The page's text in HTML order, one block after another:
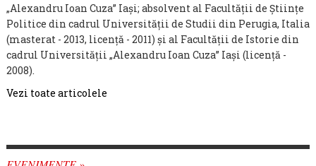
„Alexandru Ioan Cuza” Iaşi; absolvent al Facultăţii de Ştiinţe
Politice din cadrul Universităţii de Studii din Perugia, Italia
(masterat - 2013, licenţă - 2011) şi al Facultăţii de Istorie din
cadrul Universităţii „Alexandru Ioan Cuza” Iaşi (licenţă -
2008).
Vezi toate articolele